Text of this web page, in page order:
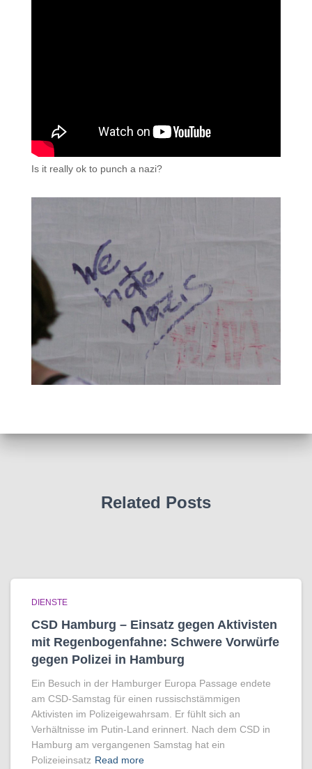
Is it really ok to punch a nazi?
Related Posts
DIENSTE
CSD Hamburg – Einsatz gegen Aktivisten
mit Regenbogen­fahne: Schwere Vorwürfe
gegen Polizei in Hamburg
Ein Besuch in der Hamburger Europa Passage endete
am CSD-Samstag für einen russischstämmigen
Aktivisten im Polizeigewahrsam. Er fühlt sich an
Verhältnisse im Putin-Land erinnert. Nach dem CSD in
Hamburg am vergangenen Samstag hat ein
Polizeieinsatz Read more